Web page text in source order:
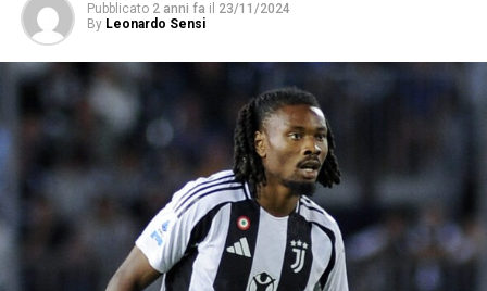
Pubblicato 2 anni fa il 23/11/2024
By Leonardo Sensi